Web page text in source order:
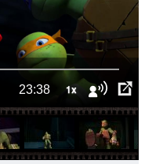
23:38 1x